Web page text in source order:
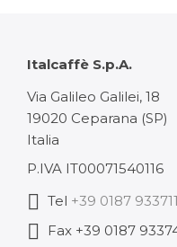
Italcaffè S.p.A.
Via Galileo Galilei, 18
19020 Ceparana (SP)
Italia
P.IVA IT00071540116
Tel +39 0187 933711
Fax +39 0187